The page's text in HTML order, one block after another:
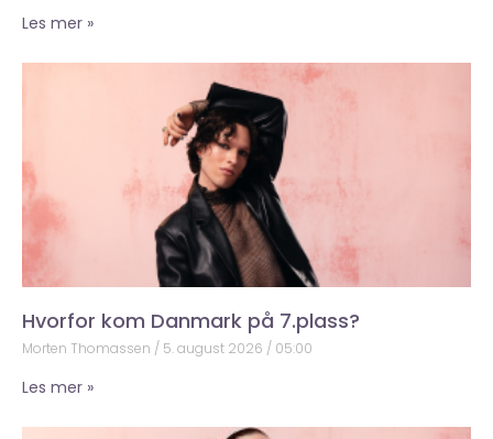
Les mer »
Hvorfor kom Danmark på 7.plass?
Morten Thomassen 5. august 2026 05:00
Les mer »